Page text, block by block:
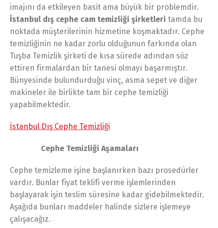
imajını da etkileyen basit ama büyük bir problemdir.
İstanbul dış cephe cam temizliği şirketleri tamda bu
noktada müşterilerinin hizmetine koşmaktadır. Cephe
temizliğinin ne kadar zorlu olduğunun farkında olan
Tuşba Temizlik şirketi de kısa sürede adından söz
ettiren firmalardan bir tanesi olmayı başarmıştır.
Bünyesinde bulundurduğu vinç, asma sepet ve diğer
makineler ile birlikte tam bir cephe temizliği
yapabilmektedir.
İstanbul Dış Cephe Temizliği
Cephe Temizliği Aşamaları
Cephe temizleme işine başlanırken bazı prosedürler
vardır. Bunlar fiyat teklifi verme işlemlerinden
başlayarak işin teslim süresine kadar gidebilmektedir.
Aşağıda bunları maddeler halinde sizlere işlemeye
çalışacağız.